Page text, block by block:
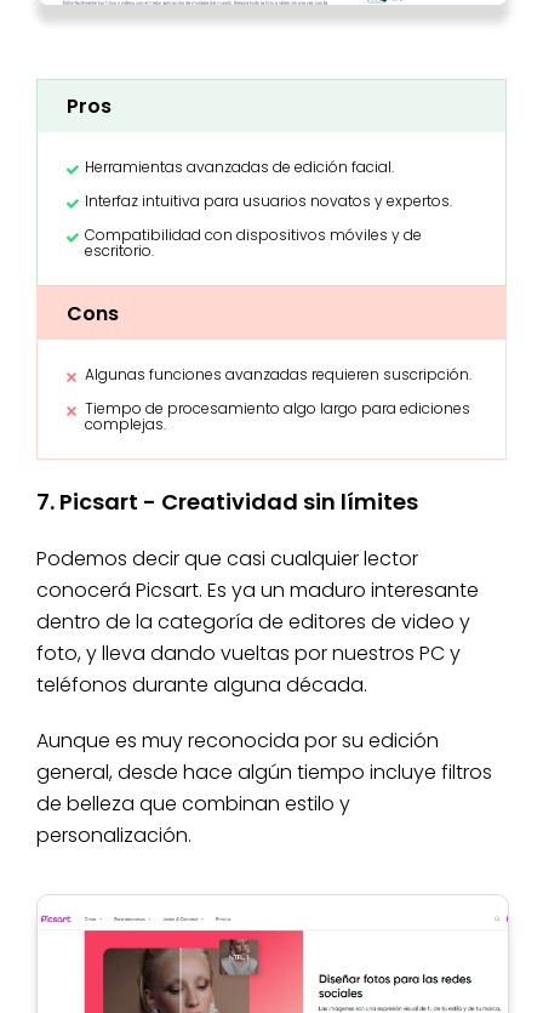
Pros
Herramientas avanzadas de edición facial.
Interfaz intuitiva para usuarios novatos y expertos.
Compatibilidad con dispositivos móviles y de
escritorio.
Cons
Algunas funciones avanzadas requieren suscripción.
Tiempo de procesamiento algo largo para ediciones
complejas.
7. Picsart - Creatividad sin límites
Podemos decir que casi cualquier lector
conocerá Picsart. Es ya un maduro interesante
dentro de la categoría de editores de video y
foto, y lleva dando vueltas por nuestros PC y
teléfonos durante alguna década.
Aunque es muy reconocida por su edición
general, desde hace algún tiempo incluye filtros
de belleza que combinan estilo y
personalización.